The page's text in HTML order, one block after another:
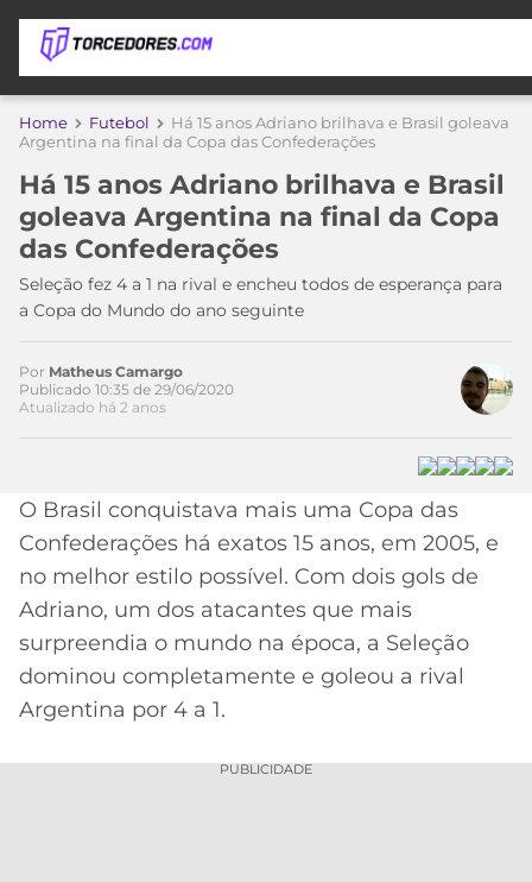
APOSTAS
DE
APOSTA
MELHORES
SITES
DE
APOSTAS
2026
BETBOOM
CÓDIGO
INDICAÇÃO
BET365
CÓDIGO
COPA
DO
MUNDO
TIMES
MEU
TIME
PALMEIRAS
CORINTHIANS
SÃO
SANTOS
CAMPEONATOS
SÉRIE
A
LIBERTADORES
DO
BRASIL
ESPORTIVA
MERCADO
DA
BOLA
PALPITES
Home Futebol
Há 15 anos Adriano brilhava e Brasil goleava
Argentina na final da Copa das Confederações
Há 15 anos Adriano brilhava e Brasil
goleava Argentina na final da Copa
das Confederações
Seleção fez 4 a 1 na rival e encheu todos de esperança para
a Copa do Mundo do ano seguinte
Acesse o perfil do autor
no Twitter
Por Matheus Camargo
Publicado 10:35 de 29/06/2020
Atualizado há 2 anos
O Brasil conquistava mais uma Copa das
Confederações há exatos 15 anos, em 2005, e
no melhor estilo possível. Com dois gols de
Adriano, um dos atacantes que mais
surpreendia o mundo na época, a Seleção
dominou completamente e goleou a rival
Argentina por 4 a 1.
PUBLICIDADE